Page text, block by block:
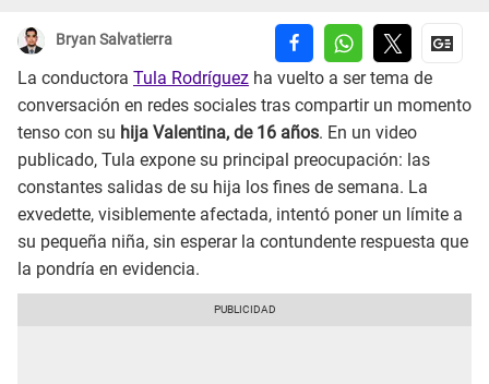
Bryan Salvatierra
La conductora Tula Rodríguez ha vuelto a ser tema de
conversación en redes sociales tras compartir un momento
tenso con su hija Valentina, de 16 años. En un video
publicado, Tula expone su principal preocupación: las
constantes salidas de su hija los fines de semana. La
exvedette, visiblemente afectada, intentó poner un límite a
su pequeña niña, sin esperar la contundente respuesta que
la pondría en evidencia.